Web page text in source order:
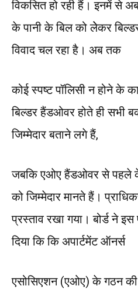
विकसित हो रही हैं। इनमें से
के पानी के बिल को लेेकर
विवाद चल रहा है। अब तक
कोई स्पष्ट पॉलिसी न होने के
बिल्डर हैंडओवर होते ही सभी
जिम्मेदार बताने लगे हैं,
जबकि एओए हैंडओवर से पहले के
को जिम्मेदार मानते हैं।
प्रस्ताव रखा गया। बोर्ड ने
दिया कि कि अपार्टमेंट ऑनर्स
एसोसिएशन (एओए) के गठन की